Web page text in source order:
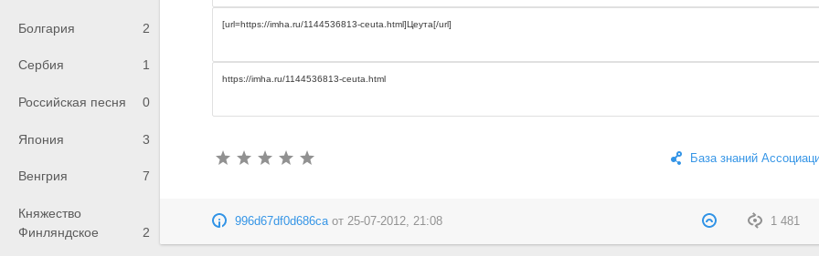
Болгария 2
Сербия 1
Российская песня 0
Япония 3
Венгрия 7
Княжество
Финляндское
2
База знаний
1 481
996d67df0d686caот25-07-2012, 21:08